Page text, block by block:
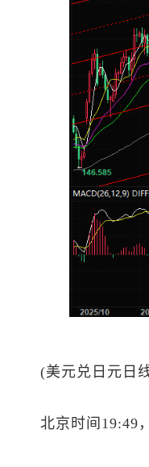
(美元兑日元 日
北京时间19:49，